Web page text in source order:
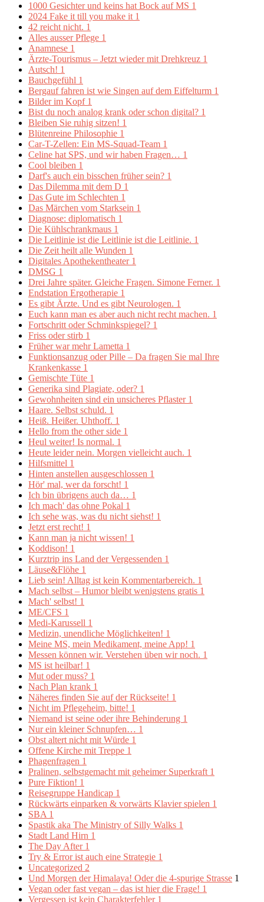
1000 Gesichter und keins hat Bock auf MS 1
2024 Fake it till you make it 1
42 reicht nicht. 1
Alles ausser Pflege 1
Anamnese 1
Ärzte-Tourismus – Jetzt wieder mit Drehkreuz 1
Autsch! 1
Bauchgefühl 1
Bergauf fahren ist wie Singen auf dem Eiffelturm 1
Bilder im Kopf 1
Bist du noch analog krank oder schon digital? 1
Bleiben Sie ruhig sitzen! 1
Blütenreine Philosophie 1
Car-T-Zellen: Ein MS-Squad-Team 1
Celine hat SPS, und wir haben Fragen… 1
Cool bleiben 1
Darf's auch ein bisschen früher sein? 1
Das Dilemma mit dem D 1
Das Gute im Schlechten 1
Das Märchen vom Starksein 1
Diagnose: diplomatisch 1
Die Kühlschrankmaus 1
Die Leitlinie ist die Leitlinie ist die Leitlinie. 1
Die Zeit heilt alle Wunden 1
Digitales Apothekentheater 1
DMSG 1
Drei Jahre später. Gleiche Fragen. Simone Ferner. 1
Endstation Ergotherapie 1
Es gibt Ärzte. Und es gibt Neurologen. 1
Euch kann man es aber auch nicht recht machen. 1
Fortschritt oder Schminkspiegel? 1
Friss oder stirb 1
Früher war mehr Lametta 1
Funktionsanzug oder Pille – Da fragen Sie mal Ihre
Krankenkasse 1
Gemischte Tüte 1
Generika sind Plagiate, oder? 1
Gewohnheiten sind ein unsicheres Pflaster 1
Haare. Selbst schuld. 1
Heiß. Heißer. Uhthoff. 1
Hello from the other side 1
Heul weiter! Is normal. 1
Heute leider nein. Morgen vielleicht auch. 1
Hilfsmittel 1
Hinten anstellen ausgeschlossen 1
Hör' mal, wer da forscht! 1
Ich bin übrigens auch da… 1
Ich mach' das ohne Pokal 1
Ich sehe was, was du nicht siehst! 1
Jetzt erst recht! 1
Kann man ja nicht wissen! 1
Koddison! 1
Kurztrip ins Land der Vergessenden 1
Läuse&Flöhe 1
Lieb sein! Alltag ist kein Kommentarbereich. 1
Mach selbst – Humor bleibt wenigstens gratis 1
Mach' selbst! 1
ME/CFS 1
Medi-Karussell 1
Medizin, unendliche Möglichkeiten! 1
Meine MS, mein Medikament, meine App! 1
Messen können wir. Verstehen üben wir noch. 1
MS ist heilbar! 1
Mut oder muss? 1
Nach Plan krank 1
Näheres finden Sie auf der Rückseite! 1
Nicht im Pflegeheim, bitte! 1
Niemand ist seine oder ihre Behinderung 1
Nur ein kleiner Schnupfen… 1
Obst altert nicht mit Würde 1
Offene Kirche mit Treppe 1
Phagenfragen 1
Pralinen, selbstgemacht mit geheimer Superkraft 1
Pure Fiktion! 1
Reisegruppe Handicap 1
Rückwärts einparken & vorwärts Klavier spielen 1
SBA 1
Spastik aka The Ministry of Silly Walks 1
Stadt Land Hirn 1
The Day After 1
Try & Error ist auch eine Strategie 1
Uncategorized 2
Und Morgen der Himalaya! Oder die 4-spurige Strasse 1
Vegan oder fast vegan – das ist hier die Frage! 1
Vergessen ist kein Charakterfehler 1